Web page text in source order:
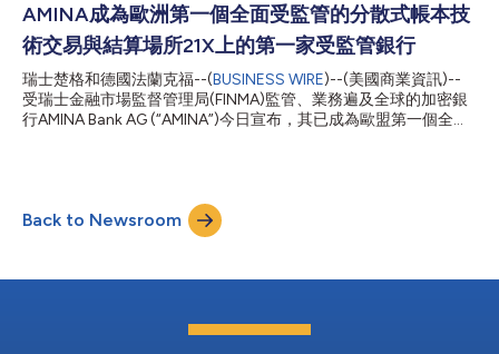
機構，這些機構正在該網路上建構下一代結算、代幣化、代管和抵
押品工作流程。Canton同時還在打造鏈上資本市場生態系統，涵
蓋回購、借貸和包裝資產流轉等業務，所有業務均在為受監管參與
方設計的法規遵循及結算約束架構下運行。 AMINA將協助專業投
資人、超級驗證節點以及在Canton網路上運行代幣化和結算工作
流程的機構減少業務摩擦。藉助受FINMA監管的單一機構平台，
AMINA的客戶可以代管和交易Canton Coin，並獲得他們期望從機
AMINA成為歐洲第一個全面受監管的分散式帳本技
術交易與結算場所21X上的第一家受監管銀行
瑞士楚格和德國法蘭克福--(BUSINESS WIRE)--(美國商業資訊)--
受瑞士金融市場監督管理局(FINMA)監管、業務遍及全球的加密銀
行AMINA Bank AG (“AMINA”)今日宣布，其已成為歐盟第一個全面
作，此次夥伴關係打造了一套完整的代幣化基礎設施，解決了機構
採用過程中的一大瓶頸：缺少一條連結受監管傳統資產代管與鏈上
發行和高流動性次級市場的端對端路徑。 此次合作正值代幣化從
規模從2022年的約50億美元成長至2025年中的逾240億美元，年
3300億美元。 整合後的代幣化基礎設施連結了三個層面： AMINA
為底層傳統資產——公債、公司證券、國庫券和其他金融工具
Back to Newsroom